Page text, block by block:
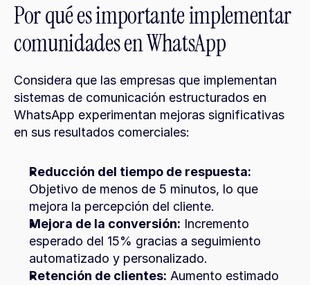
Por qué es importante implementar
comunidades en WhatsApp
Considera que las empresas que implementan
sistemas de comunicación estructurados en
WhatsApp experimentan mejoras significativas
en sus resultados comerciales:
Reducción del tiempo de respuesta:
Objetivo de menos de 5 minutos, lo que
mejora la percepción del cliente.
Mejora de la conversión: Incremento
esperado del 15% gracias a seguimiento
automatizado y personalizado.
Retención de clientes: Aumento estimado